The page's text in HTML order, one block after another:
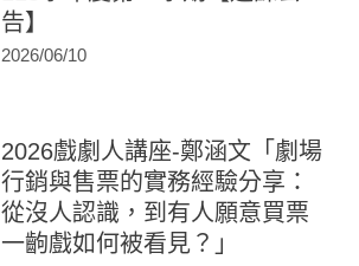
告】
2026/06/10
2026戲劇人講座-鄭涵文「劇場
行銷與售票的實務經驗分享：
從沒人認識，到有人願意買票
一齣戲如何被看見？」